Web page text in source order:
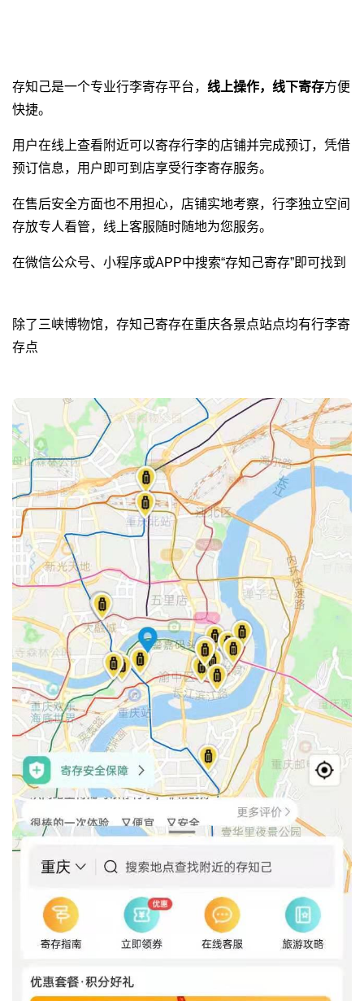
存知己是一个专业行李寄存平台， 线上操作，线下寄存方便
快捷。
用户在线上查看附近可以寄存行李的店铺并完成预订，凭借
预订信息，用户即可到店享受行李寄存服务。
在售后安全方面也不用担心，店铺实地考察，行李独立空间
存放专人看管，线上客服随时随地为您服务。
在微信公众号、小程序或APP中搜索“存知己寄存”即可找到
除了三峡博物馆，存知己寄存在重庆各景点站点均有行李寄
存点